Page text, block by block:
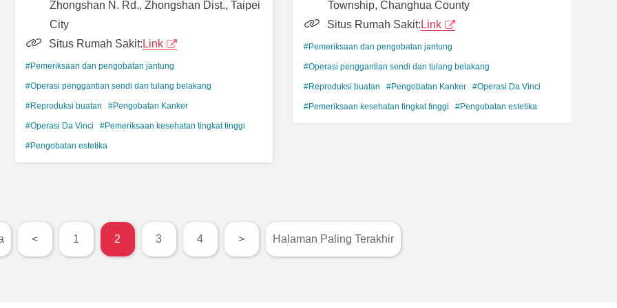
Zhongshan N. Rd., Zhongshan Dist., Taipei
City
Situs Rumah Sakit:Link
#Pemeriksaan dan pengobatan jantung
#Operasi penggantian sendi dan tulang belakang
#Reproduksi buatan #Pengobatan Kanker
#Operasi Da Vinci #Pemeriksaan kesehatan tingkat tinggi
#Pengobatan estetika
Township, Changhua County
Situs Rumah Sakit:Link
#Pemeriksaan dan pengobatan jantung
#Operasi penggantian sendi dan tulang belakang
#Reproduksi buatan #Pengobatan Kanker #Operasi Da Vinci
#Pemeriksaan kesehatan tingkat tinggi #Pengobatan estetika
< 1 2 3 4 > Halaman Paling Terakhir